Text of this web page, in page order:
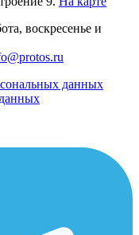
воскресенье и
данных